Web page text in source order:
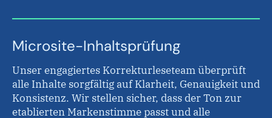
Microsite-Inhaltsprüfung
Unser engagiertes Korrekturleseteam überprüft
alle Inhalte sorgfältig auf Klarheit, Genauigkeit und
Konsistenz. Wir stellen sicher, dass der Ton zur
etablierten Markenstimme passt und alle